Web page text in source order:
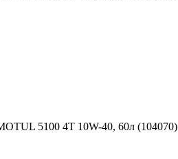
5100 4T 10W-40, 60л (104070)